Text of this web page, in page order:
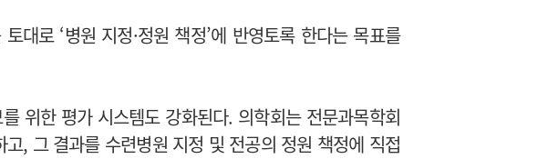
대로 ‘병원 지정·정원 책정’에 반영토록 한다는 목표를
위한 평가 시스템도 강화된다. 의학회는 전문과목학회
고, 그 결과를 수련병원 지정 및 전공의 정원 책정에 직접